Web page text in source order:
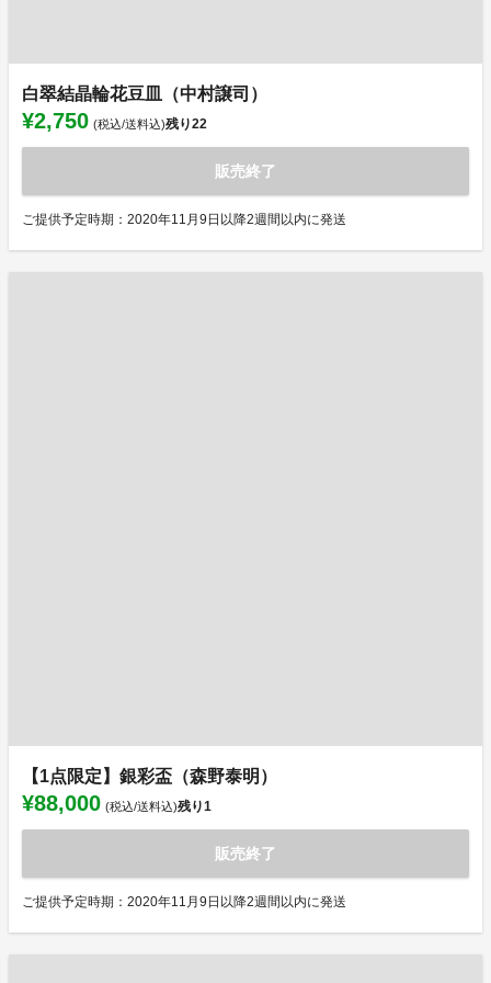
白翠結晶輪花豆皿（中村譲司）
¥2,750 (税込/送料込)残り22
販売終了
ご提供予定時期：2020年11月9日以降2週間以内に発送
【1点限定】銀彩盃（森野泰明）
¥88,000 (税込/送料込)残り1
販売終了
ご提供予定時期：2020年11月9日以降2週間以内に発送